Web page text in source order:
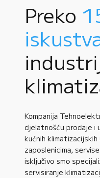
Preko
Kompanija
djelatnošću prodaje i
kućnih klimatizacijskih
zaposlenicima,
isključivo smo
servisiranje